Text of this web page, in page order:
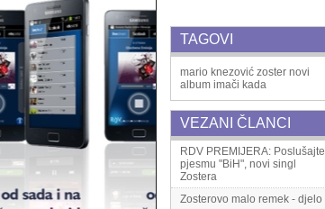
TAGOVI
mario knezović zoster novi
album imači kada
VEZANI ČLANCI
RDV PREMIJERA: Poslušajte
pjesmu "BiH", novi singl
Zostera
Zosterovo malo remek - djelo